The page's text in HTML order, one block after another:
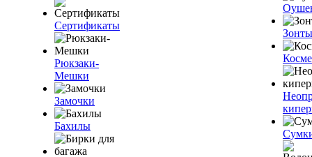
Сертификаты
Рюкзаки-
Мешки
Замочки
Бахилы
Зонты